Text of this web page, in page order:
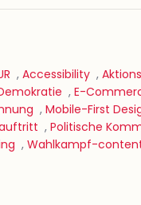
, Accessibility ,
, E-
, Mobile-First
, Politische
, Wahlkampf-